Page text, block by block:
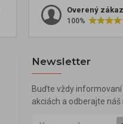
Overený
100%
Newsletter
Buďte vždy informovaní
akciách a odberajte